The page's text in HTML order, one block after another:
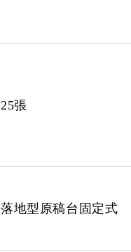
25張
落地型原稿台固定式